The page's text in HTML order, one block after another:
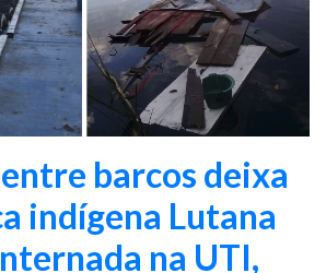
barcos deixa
indígena Lutana
na UTI,